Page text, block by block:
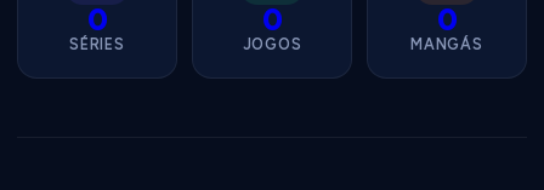
0
SÉRIES
0
JOGOS
0
MANGÁS